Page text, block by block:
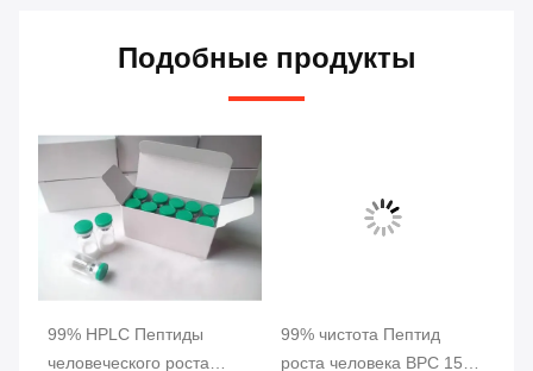
Подобные продукты
99% HPLC Пептиды
человеческого роста
99% чистота Пептид
роста человека BPC 157